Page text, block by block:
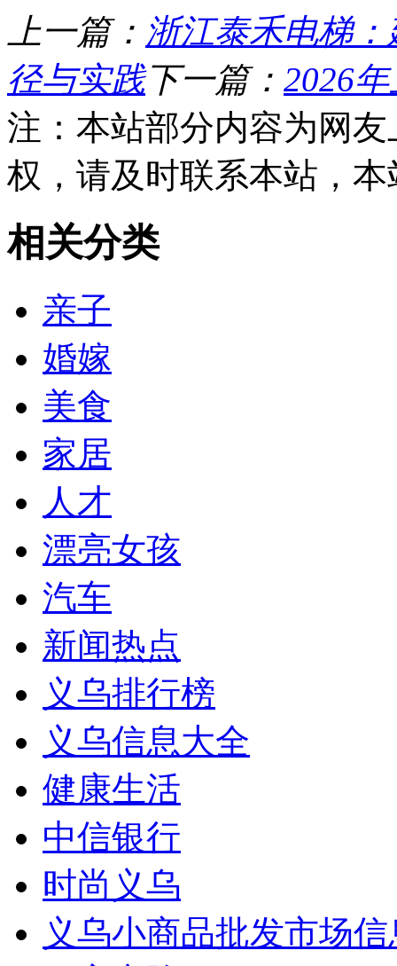
上一篇： 浙江泰禾电梯
径与实践下一篇： 2026
注：本站部分内容为网
权，请及时联系本站，
相关分类
亲子
婚嫁
美食
家居
人才
漂亮女孩
汽车
新闻热点
义乌排行榜
义乌信息大全
健康生活
中信银行
时尚义乌
义乌小商品批发市场